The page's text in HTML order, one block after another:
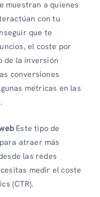
muestran a quienes
con tu
que te
el coste por
de la inversión
conversiones
métricas en las
Este tipo de
atraer más
las redes
medir el coste
(CTR).